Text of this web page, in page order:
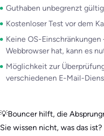
Guthaben unbegrenzt gültig
Kostenloser Test vor dem
Keine OS-
Webbrowser hat, kann es
Möglichkeit zur
verschiedenen E-Mail-
💡Bouncer hilft, die
Sie wissen nicht, was das